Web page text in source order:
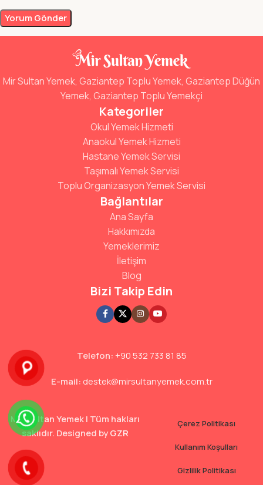
Mir Sultan Yemek, Gaziantep Toplu Yemek, Gaziantep Düğün
Yemek, Gaziantep Toplu Yemekçi
Kategoriler
Okul Yemek Hizmeti
Anaokul Yemek Hizmeti
Hastane Yemek Servisi
Taşımalı Yemek Servisi
Toplu Organizasyon Yemek Servisi
Bağlantılar
Ana Sayfa
Hakkımızda
Yemeklerimiz
İletişim
Blog
Bizi Takip Edin
Telefon: +90 532 733 81 85
E-mail: destek@mirsultanyemek.com.tr
Mir Sultan Yemek | Tüm hakları
saklıdır. Designed byGZR
Çerez Politikası
Kullanım Koşulları
Gizlilik Politikası